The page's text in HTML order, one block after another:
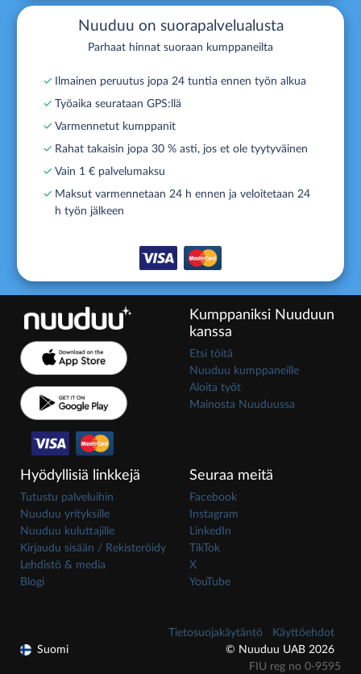
Nuuduu on suorapalvelualusta
Parhaat hinnat suoraan kumppaneilta
✓
Ilmainen peruutus jopa 24 tuntia ennen työn alkua
✓ Työaika seurataan GPS:llä
✓ Varmennetut kumppanit
✓ Rahat takaisin jopa 30 % asti, jos et ole tyytyväinen
✓ Vain 1 € palvelumaksu
✓ Maksut varmennetaan 24 h ennen ja veloitetaan 24
h työn jälkeen
Kumppaniksi Nuuduun
kanssa
Etsi töitä
Nuuduu kumppaneille
Aloita työt
Mainosta Nuuduussa
Hyödyllisiä linkkejä
Tutustu palveluihin
Nuuduu yrityksille
Nuuduu kuluttajille
Kirjaudu sisään / Rekisteröidy
Lehdistö & media
Blogi
Seuraa meitä
Facebook
Instagram
LinkedIn
TikTok
X
YouTube
Suomi
Tietosuojakäytäntö
Käyttöehdot
© Nuuduu UAB 2026
FIU reg no 0-9595